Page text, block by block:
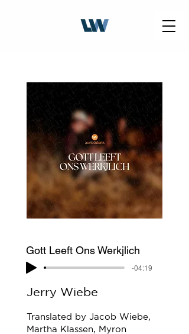
Gott Leeft Ons Werkjlich
-04:19
Jerry Wiebe
Translated by Jacob Wiebe,
Martha Klassen, Myron